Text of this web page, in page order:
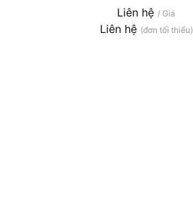
Liên hệ/ Giá
Liên hệ (đơn tối thiểu)